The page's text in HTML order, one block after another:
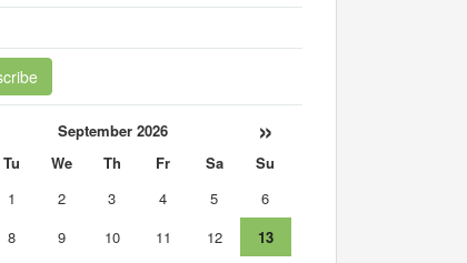
September 2026 »
Tu We Th Fr Sa
Su
1 2 3 4 5
6
8 9 10 11 12
13